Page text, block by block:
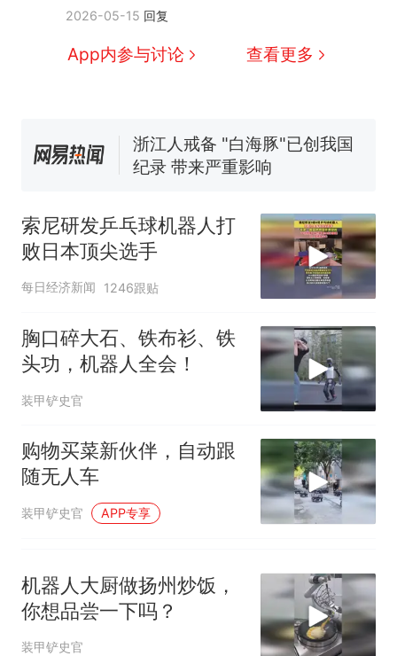
2026-05-15 回复
App内参与讨论 查看更多
全部作废，公平么？
新 全球唯一没有法定首都的国
浙江人戒备 "白海豚"已创我国
纪录 带来严重影响
母瘫痪 轰-6J实力有多强？
泰州父亲的手写家书遗失30
年，网友淘到后寄给女儿：花
鸟市场搬了，但爱还在
热 十多万人报名的考试，成绩
索尼研发乒乓球机器人打
败日本顶尖选手
每日经济新闻 1246跟贴
胸口碎大石、铁布衫、铁
头功，机器人全会！
装甲铲史官
购物买菜新伙伴，自动跟
随无人车
装甲铲史官 APP专享
机器人大厨做扬州炒饭，
你想品尝一下吗？
装甲铲史官